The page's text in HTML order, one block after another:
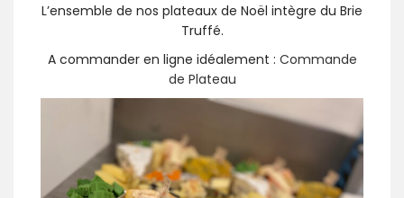
L’ensemble de nos plateaux de Noël intègre du Brie
Truffé.
A commander en ligne idéalement : Commande
de Plateau